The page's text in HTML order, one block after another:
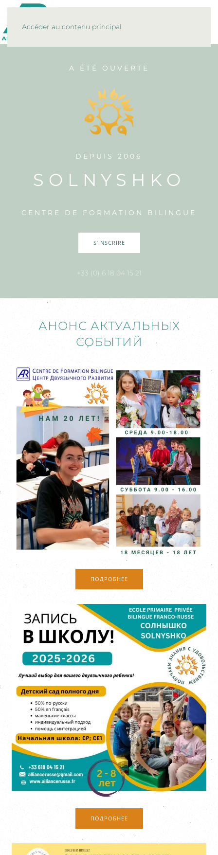
Accéder au contenu principal
A ÉTÉ OUVERTE
DEPUIS 2006
SOLNYSHKO
CENTRE DE FORMATION BILINGUE
S’INSCRIRE
+33 (0) 6 18 04 15 21
АНОНС АКТУАЛЬНЫХ
СОБЫТИЙ
ПОДРОБНЕЕ
ПОДРОБНЕЕ